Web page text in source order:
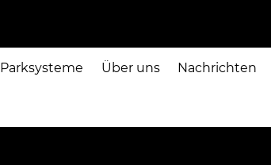
Parksysteme Über uns Nachrichten